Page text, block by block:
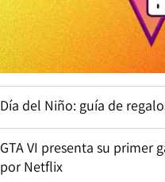
Día del Niño: guía de
GTA VI presenta su primer
por Netflix